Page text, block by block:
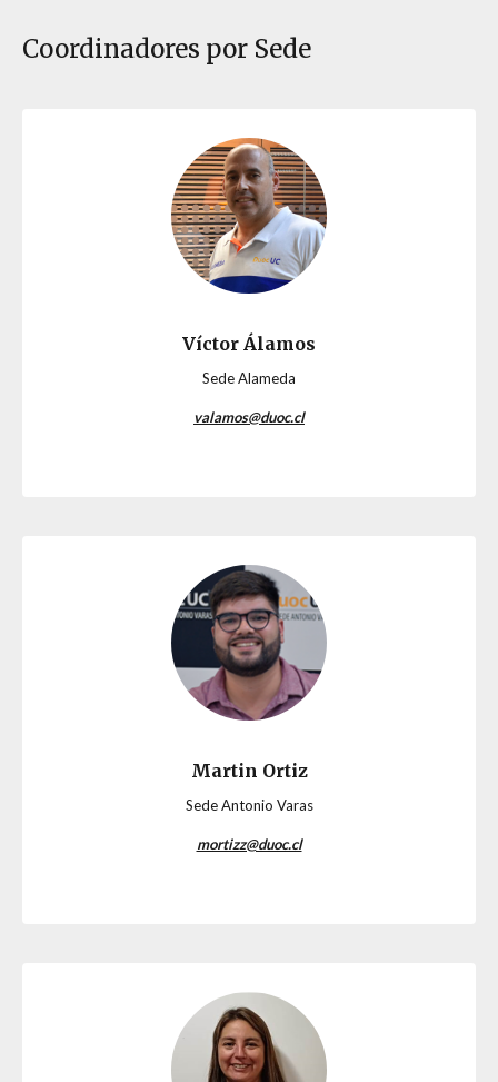
Coordinadores por Sede
Víctor Álamos
Sede Alameda
valamos@duoc.cl
Martin Ortiz
Sede Antonio Varas
mortizz@duoc.cl